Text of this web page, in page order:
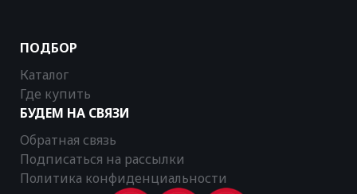
ПОДБОР
Каталог
Где купить
БУДЕМ НА СВЯЗИ
Обратная связь
Подписаться на рассылки
Политика конфиденциальности